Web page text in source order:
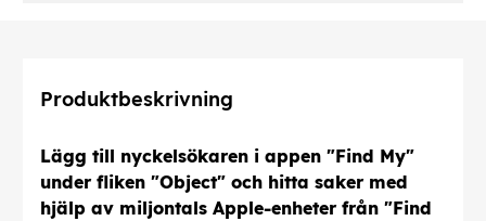
Produktbeskrivning
Lägg till nyckelsökaren i appen "Find My"
under fliken "Object" och hitta saker med
hjälp av miljontals Apple-enheter från "Find